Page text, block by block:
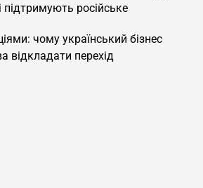
підтримують російське
чому український бізнес
відкладати перехід